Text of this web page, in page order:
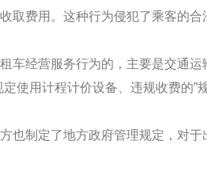
取费用。这种行为侵犯了乘客的合
车经营服务行为的，主要是交通
定使用计程计价设备、违规收费的”
也制定了地方政府管理规定，对